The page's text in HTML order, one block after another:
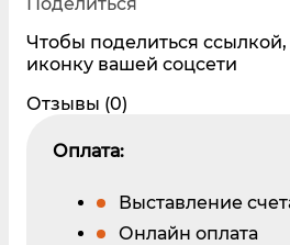
Чтобы поделиться
иконку вашей соцсети
Отзывы (0)
Оплата:
Выставление
Онлайн оплата